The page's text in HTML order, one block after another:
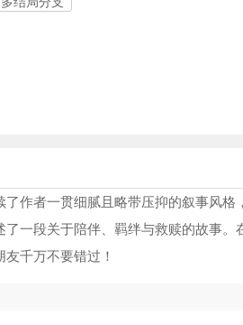
作者一贯细腻且略带压抑的叙事风格
一段关于陪伴、羁绊与救赎的故事。
千万不要错过！